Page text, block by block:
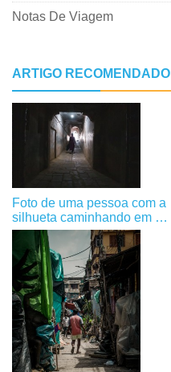
Notas De Viagem
ARTIGO RECOMENDADO
Foto de uma pessoa com a
silhueta caminhando em um
túnel